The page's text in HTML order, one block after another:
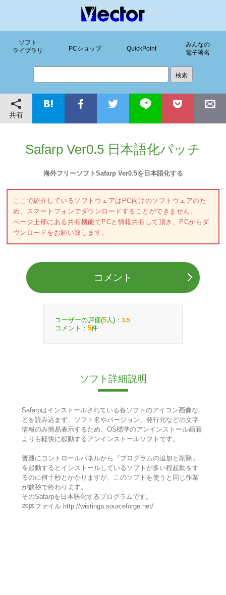
ソフト
ライブラリ
PCショップ QuickPoint
みんなの
電子署名
共有
Safarp Ver0.5 日本語化パッチ
海外フリーソフトSafarp Ver0.5を日本語化する
ここで紹介しているソフトウェアはPC向けのソフトウェアのた
め、スマートフォンでダウンロードすることができません。
ページ上部にある共有機能でPCと情報共有して頂き、PCからダ
ウンロードをお願い致します。
コメント
ユーザーの評価(5 人)： 3.5
コメント： 5件
ソフト詳細説明
Safarpはインストールされている各ソフトのアイコン画像な
どを読み込まず、ソフト名やバージョン、発行元などの文字
情報のみ簡易表示するため、OS標準のアンインストール画面
よりも軽快に起動するアンインストールソフトです。
普通にコントロールパネルから『プログラムの追加と削除』
を起動するとインストールしているソフトが多い程起動をす
るのに何十秒とかかりますが、このソフトを使うと同じ作業
が数秒で終わります。
そのSafarpを日本語化するプログラムです。
本体ファイル:http://wistinga.sourceforge.net/